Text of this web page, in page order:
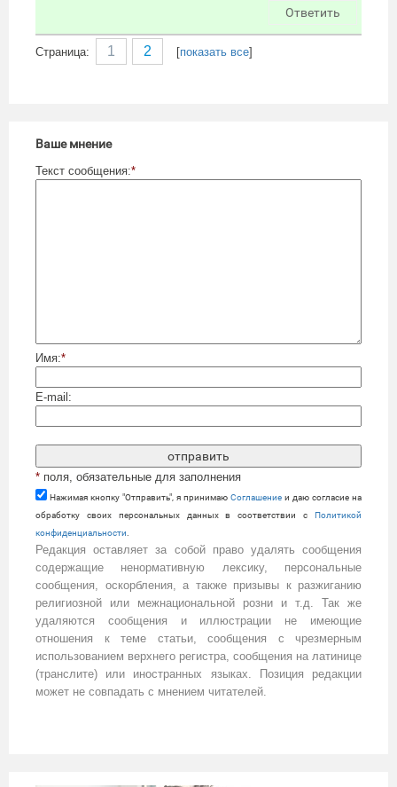
Ответить
Cтраница: 1 2 [показать все]
Ваше мнение
Текст сообщения:*
Имя:*
E-mail:
* поля, обязательные для заполнения
Нажимая кнопку "Отправить", я принимаю Cоглашение и даю согласие на
обработку своих персональных данных в соответствии с Политикой
конфиденциальности.
Редакция оставляет за собой право удалять сообщения
содержащие ненормативную лексику, персональные
сообщения, оскорбления, а также призывы к разжиганию
религиозной или межнациональной розни и т.д. Так же
удаляются сообщения и иллюстрации не имеющие
отношения к теме статьи, сообщения с чрезмерным
использованием верхнего регистра, сообщения на латинице
(транслите) или иностранных языках. Позиция редакции
может не совпадать с мнением читателей.